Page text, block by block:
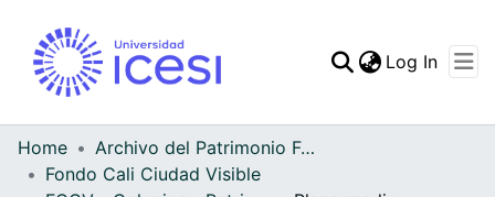
Log In
Home
Archivo del Patrimonio Fotográfico y Fílmico del Valle del Cauca
Fondo Cali Ciudad Visible